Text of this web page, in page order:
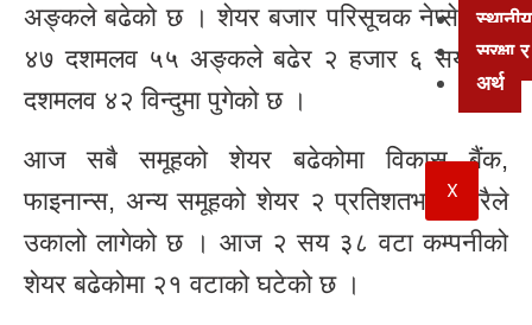
सुरक्षा
अर्थ
X
अङ्कले बढेको छ । शेयर बजार परिसूचक नेप्से आज
४७ दशमलव ५५ अङ्कले बढेर २ हजार ६ सय ३३
दशमलव ४२ विन्दुमा पुगेको छ ।
आज सबै समूहको शेयर बढेकोमा विकास बैंक,
फाइनान्स, अन्य समूहको शेयर २ प्रतिशतभन्दा धेरैले
उकालो लागेको छ । आज २ सय ३८ वटा कम्पनीको
शेयर बढेकोमा २१ वटाको घटेको छ ।